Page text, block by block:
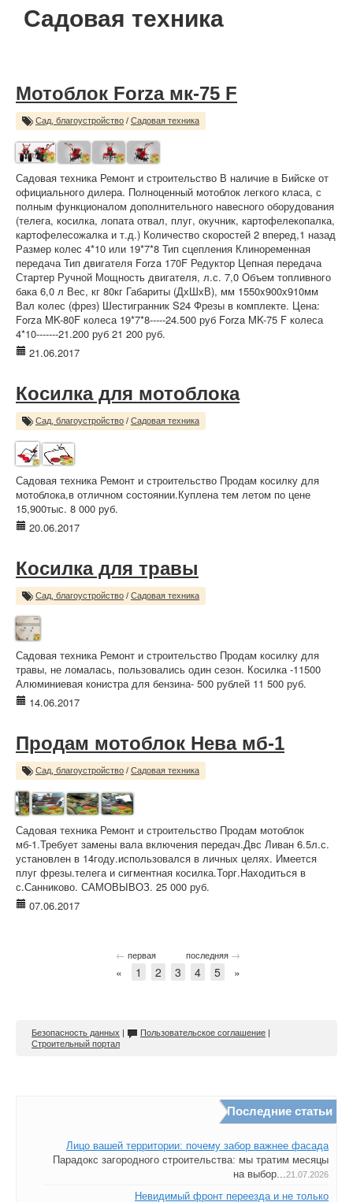
Садовая техника
Мотоблок Forza мк-75 F
Сад, благоустройство / Садовая техника
Садовая техника Ремонт и строительство В наличие в Бийске от
официального дилера. Полноценный мотоблок легкого класа, с
полным функционалом дополнительного навесного оборудования
(телега, косилка, лопата отвал, плуг, окучник, картофелекопалка,
картофелесожалка и т.д.) Количество скоростей 2 вперед,1 назад
Размер колес 4*10 или 19*7*8 Тип сцепления Клиноременная
передача Тип двигателя Forza 170F Редуктор Цепная передача
Стартер Ручной Мощность двигателя, л.с. 7,0 Объем топливного
бака 6,0 л Вес, кг 80кг Габариты (ДхШхВ), мм 1550x900x910мм
Вал колес (фрез) Шестигранник S24 Фрезы в комплекте. Цена:
Forza MK-80F колеса 19*7*8-----24.500 руб Forza MK-75 F колеса
4*10-------21.200 руб 21 200 руб.
21.06.2017
Косилка для мотоблока
Сад, благоустройство / Садовая техника
Садовая техника Ремонт и строительство Продам косилку для
мотоблока,в отличном состоянии.Куплена тем летом по цене
15,900тыс. 8 000 руб.
20.06.2017
Косилка для травы
Сад, благоустройство / Садовая техника
Садовая техника Ремонт и строительство Продам косилку для
травы, не ломалась, пользовались один сезон. Косилка -11500
Алюминиевая конистра для бензина- 500 рублей 11 500 руб.
14.06.2017
Продам мотоблок Нева мб-1
Сад, благоустройство / Садовая техника
Садовая техника Ремонт и строительство Продам мотоблок
мб-1.Требует замены вала включения передач.Двс Ливан 6.5л.с.
установлен в 14году.использовался в личных целях. Имеется
плуг фрезы.телега и сигментная косилка.Торг.Находиться в
с.Санниково. САМОВЫВОЗ. 25 000 руб.
07.06.2017
← первая последняя →
« 1 2 3 4 5 »
Безопасность данных | Пользовательское соглашение |
Строительный портал
Последние статьи
Лицо вашей территории: почему забор важнее фасада
Парадокс загородного строительства: мы тратим месяцы
на выбор...21.07.2026
Невидимый фронт переезда и не только